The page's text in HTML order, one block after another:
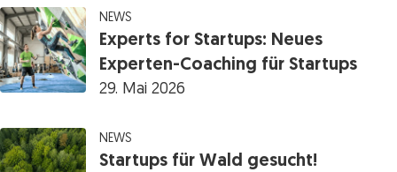
NEWS
Experts for Startups: Neues
Experten-Coaching für Startups
29. Mai 2026
NEWS
Startups für Wald gesucht!